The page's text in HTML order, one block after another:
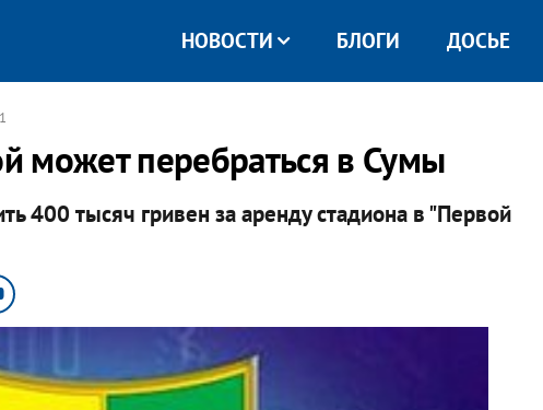
НОВОСТИ БЛОГИ ДОСЬЕ
может перебраться в Сумы
400 тысяч гривен за аренду стадиона в "Первой